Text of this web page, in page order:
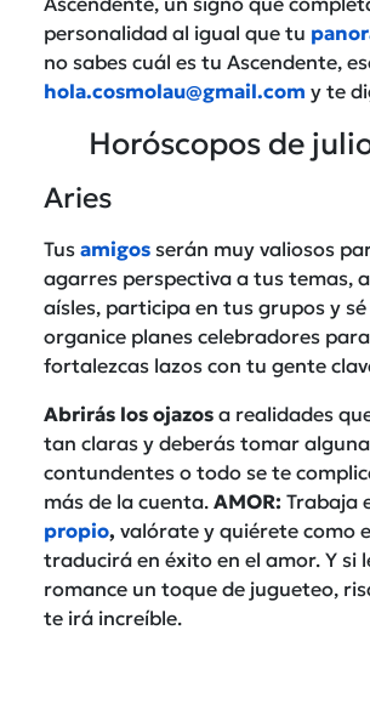
personalidad al igual que tu
no sabes cuál es tu Ascendente,
hola.cosmolau@gmail.com y te
Horóscopos de
Aries
Tus amigos serán muy valiosos
agarres perspectiva a tus temas,
aísles, participa en tus grupos y
organice planes celebradores
fortalezcas lazos con tu gente
Abrirás los ojazos a realidades
tan claras y deberás tomar
contundentes o todo se te
más de la cuenta. AMOR: Trabaja
propio, valórate y quiérete como
traducirá en éxito en el amor. Y si
romance un toque de jugueteo,
te irá increíble.